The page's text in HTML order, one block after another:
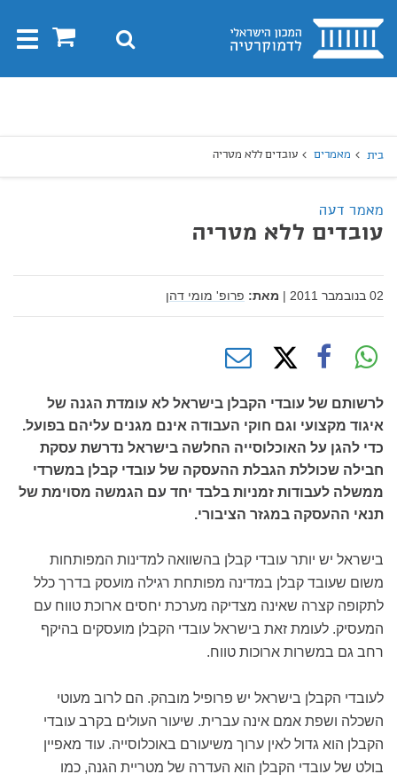
בית 0 חיפוש
בית מאמרים עובדים ללא מטריה
מאמר דעה
עובדים ללא מטריה
02 בנובמבר 2011 | מאת: פרופ' מומי דהן
לרשותם של עובדי הקבלן בישראל לא עומדת הגנה של
איגוד מקצועי וגם חוקי העבודה אינם מגנים עליהם בפועל.
כדי להגן על האוכלוסייה החלשה בישראל נדרשת עסקת
חבילה שכוללת הגבלת ההעסקה של עובדי קבלן במשרדי
ממשלה לעבודות זמניות בלבד יחד עם הגמשה מסוימת של
תנאי ההעסקה במגזר הציבורי.
בישראל יש יותר עובדי קבלן בהשוואה למדינות המפותחות
משום שעובד קבלן במדינה מפותחת רגילה מועסק בדרך כלל
לתקופה קצרה שאינה מצדיקה מערכת יחסים ארוכת טווח עם
המעסיק. לעומת זאת בישראל עובדי הקבלן מועסקים בהיקף
רחב גם במשרות ארוכות טווח.
לעובדי הקבלן בישראל יש פרופיל מובהק. הם לרוב מעוטי
השכלה ושפת אמם אינה עברית. שיעור העולים בקרב עובדי
הקבלן הוא גדול לאין ערוך משיעורם באוכלוסייה. עוד מאפיין
בולט של עובדי הקבלן הוא העדרה של מטריית הגנה, כמו